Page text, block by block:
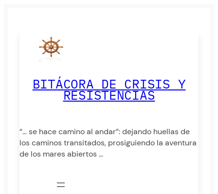
BITÁCORA DE CRISIS Y
RESISTENCIAS
“… se hace camino al andar”: dejando huellas de
los caminos transitados, prosiguiendo la aventura
de los mares abiertos …